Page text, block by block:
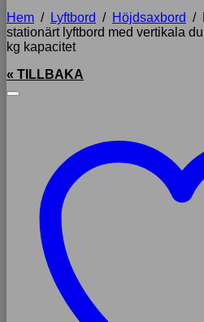
Hem / Lyftbord / Höjdsaxbord /
stationärt lyftbord med vertikala
kg kapacitet
« TILLBAKA